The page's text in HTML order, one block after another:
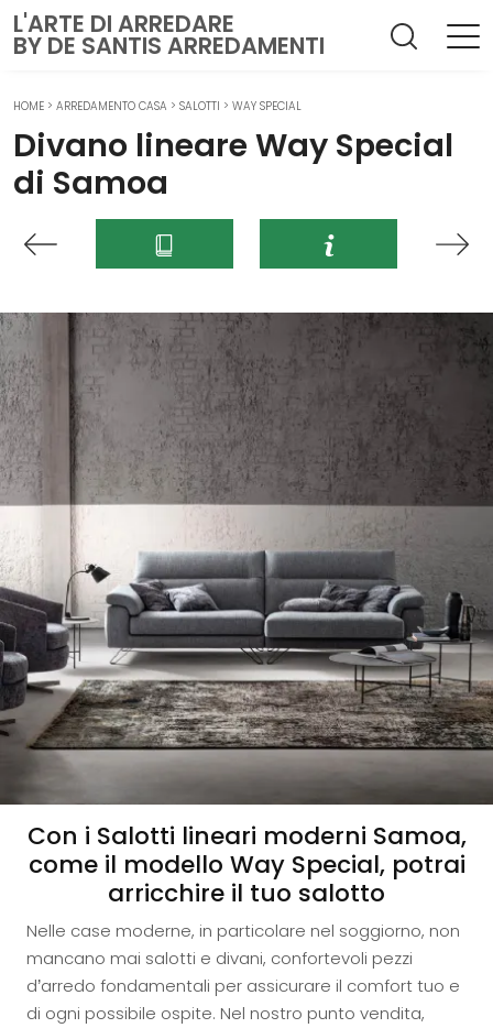
L'ARTE DI ARREDARE
BY DE SANTIS ARREDAMENTI
HOME > ARREDAMENTO CASA > SALOTTI > WAY SPECIAL
Divano lineare Way Special
di Samoa
Con i Salotti lineari moderni Samoa,
come il modello Way Special, potrai
arricchire il tuo salotto
Nelle case moderne, in particolare nel soggiorno, non
mancano mai salotti e divani, confortevoli pezzi
d’arredo fondamentali per assicurare il comfort tuo e
di ogni possibile ospite. Nel nostro punto vendita,